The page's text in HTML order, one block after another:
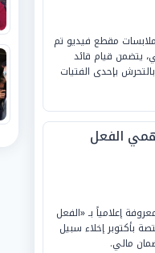
مقطع فيديو تم
يتضمن قيام قائد
بإحدى الفتيات
متهمي الفعل
إعلامياً بـ «الفعل
بأكتوبر إخلاء سبيل
مالي.